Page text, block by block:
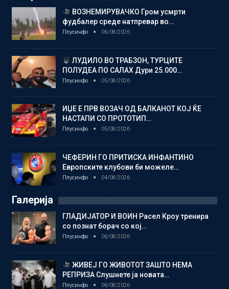
ВОЗНЕМИРУВАЧКО Гром усмрти
фудбалер среде натпревар во…
Плусинфо 06/08/2026
ЛУДИЛО ВО ТРАБЗОН, ТУРЦИТЕ
ПОЛУДЕА ПО САЛАХ Дури 25.000…
Плусинфо 05/08/2026
ИЏЕ Е ПРВ ВОЗАЧ ОД БАЛКАНОТ КОЈ ЌЕ
НАСТАПИ СО ПРОТОТИП…
Плусинфо 05/08/2026
ЧЕФЕРИН ГО ПРИТИСКА ИНФАНТИНО
Европските клубови би можеле…
Плусинфо 04/08/2026
Галерија
ГЛАДИЈАТОР И ВОИН Расел Кроу тренира
со познат борач со кој…
Плусинфо 06/08/2026
ЖИВЕЈ ГО ЖИВОТОТ ЗАШТО НЕМА
РЕПРИЗА Слушнете ја новата…
Плусинфо 06/08/2026